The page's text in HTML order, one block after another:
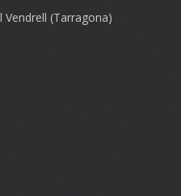
Vendrell (Tarragona)